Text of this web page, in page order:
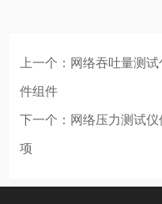
上一个： 网络吞吐量测
件组件
下一个： 网络压力测试
项